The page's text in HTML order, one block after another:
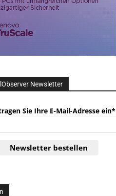
Newsletter
Sie Ihre E-Mail-Adresse ein*
Newsletter bestellen